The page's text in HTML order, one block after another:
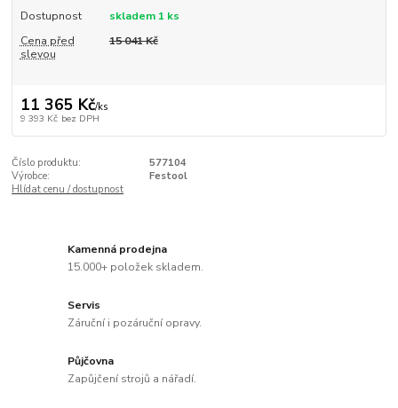
Dostupnost
skladem 1 ks
Cena před
slevou
15 041 Kč
11 365 Kč/ks
9 393 Kč bez DPH
Číslo produktu:
577104
Výrobce:
Festool
Hlídat cenu / dostupnost
Kamenná prodejna
15.000+ položek skladem.
Servis
Záruční i pozáruční opravy.
Půjčovna
Zapůjčení strojů a nářadí.